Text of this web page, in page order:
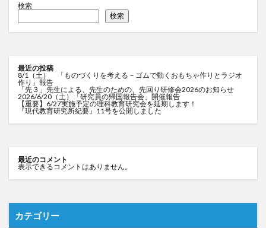
検索
検索
最近の投稿
8/1（土） 「ものづくりを考える－ゴムで動くおもちゃ作りとラジオ
作り」報告
「先３」先生による、先生のための、先回り研修会2026のお知らせ
2026/6/20（土）「研究員の帰国報告会」開催報告
【重要】6/27実施予定の理科教育研究会を延期します！
『現代教育研究所紀要』11号を公開しました
最近のコメント
表示できるコメントはありません。
カテゴリー